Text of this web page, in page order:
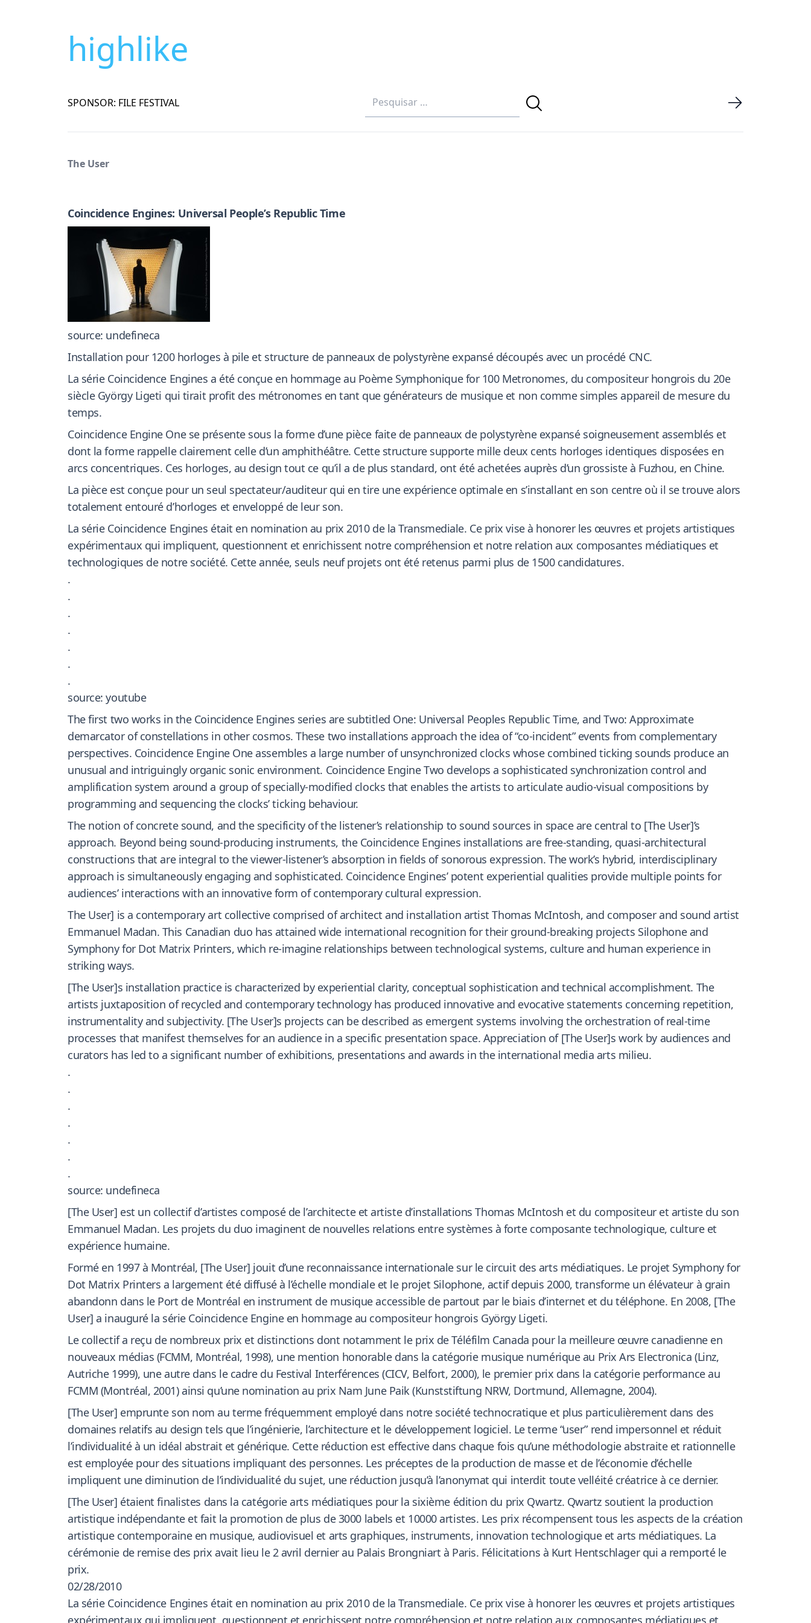
highlike
SPONSOR: FILE FESTIVAL
The User
Coincidence Engines: Universal People’s Republic Time
source: undefineca
Installation pour 1200 horloges à pile et structure de panneaux de polystyrène expansé découpés avec un procédé CNC.
La série Coincidence Engines a été conçue en hommage au Poème Symphonique for 100 Metronomes, du compositeur hongrois du 20e
siècle György Ligeti qui tirait profit des métronomes en tant que générateurs de musique et non comme simples appareil de mesure du
temps.
Coincidence Engine One se présente sous la forme d’une pièce faite de panneaux de polystyrène expansé soigneusement assemblés et
dont la forme rappelle clairement celle d’un amphithéâtre. Cette structure supporte mille deux cents horloges identiques disposées en
arcs concentriques. Ces horloges, au design tout ce qu’il a de plus standard, ont été achetées auprès d’un grossiste à Fuzhou, en Chine.
La pièce est conçue pour un seul spectateur/auditeur qui en tire une expérience optimale en s’installant en son centre où il se trouve alors
totalement entouré d’horloges et enveloppé de leur son.
La série Coincidence Engines était en nomination au prix 2010 de la Transmediale. Ce prix vise à honorer les œuvres et projets artistiques
expérimentaux qui impliquent, questionnent et enrichissent notre compréhension et notre relation aux composantes médiatiques et
technologiques de notre société. Cette année, seuls neuf projets ont été retenus parmi plus de 1500 candidatures.
.
.
.
.
.
.
.
source: youtube
The first two works in the Coincidence Engines series are subtitled One: Universal Peoples Republic Time, and Two: Approximate
demarcator of constellations in other cosmos. These two installations approach the idea of “co-incident” events from complementary
perspectives. Coincidence Engine One assembles a large number of unsynchronized clocks whose combined ticking sounds produce an
unusual and intriguingly organic sonic environment. Coincidence Engine Two develops a sophisticated synchronization control and
amplification system around a group of specially-modified clocks that enables the artists to articulate audio-visual compositions by
programming and sequencing the clocks’ ticking behaviour.
The notion of concrete sound, and the specificity of the listener’s relationship to sound sources in space are central to [The User]’s
approach. Beyond being sound-producing instruments, the Coincidence Engines installations are free-standing, quasi-architectural
constructions that are integral to the viewer-listener’s absorption in fields of sonorous expression. The work’s hybrid, interdisciplinary
approach is simultaneously engaging and sophisticated. Coincidence Engines’ potent experiential qualities provide multiple points for
audiences’ interactions with an innovative form of contemporary cultural expression.
The User] is a contemporary art collective comprised of architect and installation artist Thomas McIntosh, and composer and sound artist
Emmanuel Madan. This Canadian duo has attained wide international recognition for their ground-breaking projects Silophone and
Symphony for Dot Matrix Printers, which re-imagine relationships between technological systems, culture and human experience in
striking ways.
[The User]s installation practice is characterized by experiential clarity, conceptual sophistication and technical accomplishment. The
artists juxtaposition of recycled and contemporary technology has produced innovative and evocative statements concerning repetition,
instrumentality and subjectivity. [The User]s projects can be described as emergent systems involving the orchestration of real-time
processes that manifest themselves for an audience in a specific presentation space. Appreciation of [The User]s work by audiences and
curators has led to a significant number of exhibitions, presentations and awards in the international media arts milieu.
.
.
.
.
.
.
.
source: undefineca
[The User] est un collectif d’artistes composé de l’architecte et artiste d’installations Thomas McIntosh et du compositeur et artiste du son
Emmanuel Madan. Les projets du duo imaginent de nouvelles relations entre systèmes à forte composante technologique, culture et
expérience humaine.
Formé en 1997 à Montréal, [The User] jouit d’une reconnaissance internationale sur le circuit des arts médiatiques. Le projet Symphony for
Dot Matrix Printers a largement été diffusé à l’échelle mondiale et le projet Silophone, actif depuis 2000, transforme un élévateur à grain
abandonn dans le Port de Montréal en instrument de musique accessible de partout par le biais d’internet et du téléphone. En 2008, [The
User] a inauguré la série Coincidence Engine en hommage au compositeur hongrois György Ligeti.
Le collectif a reçu de nombreux prix et distinctions dont notamment le prix de Téléfilm Canada pour la meilleure œuvre canadienne en
nouveaux médias (FCMM, Montréal, 1998), une mention honorable dans la catégorie musique numérique au Prix Ars Electronica (Linz,
Autriche 1999), une autre dans le cadre du Festival Interférences (CICV, Belfort, 2000), le premier prix dans la catégorie performance au
FCMM (Montréal, 2001) ainsi qu’une nomination au prix Nam June Paik (Kunststiftung NRW, Dortmund, Allemagne, 2004).
[The User] emprunte son nom au terme fréquemment employé dans notre société technocratique et plus particulièrement dans des
domaines relatifs au design tels que l’ingénierie, l’architecture et le développement logiciel. Le terme “user” rend impersonnel et réduit
l’individualité à un idéal abstrait et générique. Cette réduction est effective dans chaque fois qu’une méthodologie abstraite et rationnelle
est employée pour des situations impliquant des personnes. Les préceptes de la production de masse et de l’économie d’échelle
impliquent une diminution de l’individualité du sujet, une réduction jusqu’à l’anonymat qui interdit toute velléité créatrice à ce dernier.
[The User] étaient finalistes dans la catégorie arts médiatiques pour la sixième édition du prix Qwartz. Qwartz soutient la production
artistique indépendante et fait la promotion de plus de 3000 labels et 10000 artistes. Les prix récompensent tous les aspects de la création
artistique contemporaine en musique, audiovisuel et arts graphiques, instruments, innovation technologique et arts médiatiques. La
cérémonie de remise des prix avait lieu le 2 avril dernier au Palais Brongniart à Paris. Félicitations à Kurt Hentschlager qui a remporté le
prix.
02/28/2010
La série Coincidence Engines était en nomination au prix 2010 de la Transmediale. Ce prix vise à honorer les œuvres et projets artistiques
expérimentaux qui impliquent, questionnent et enrichissent notre compréhension et notre relation aux composantes médiatiques et